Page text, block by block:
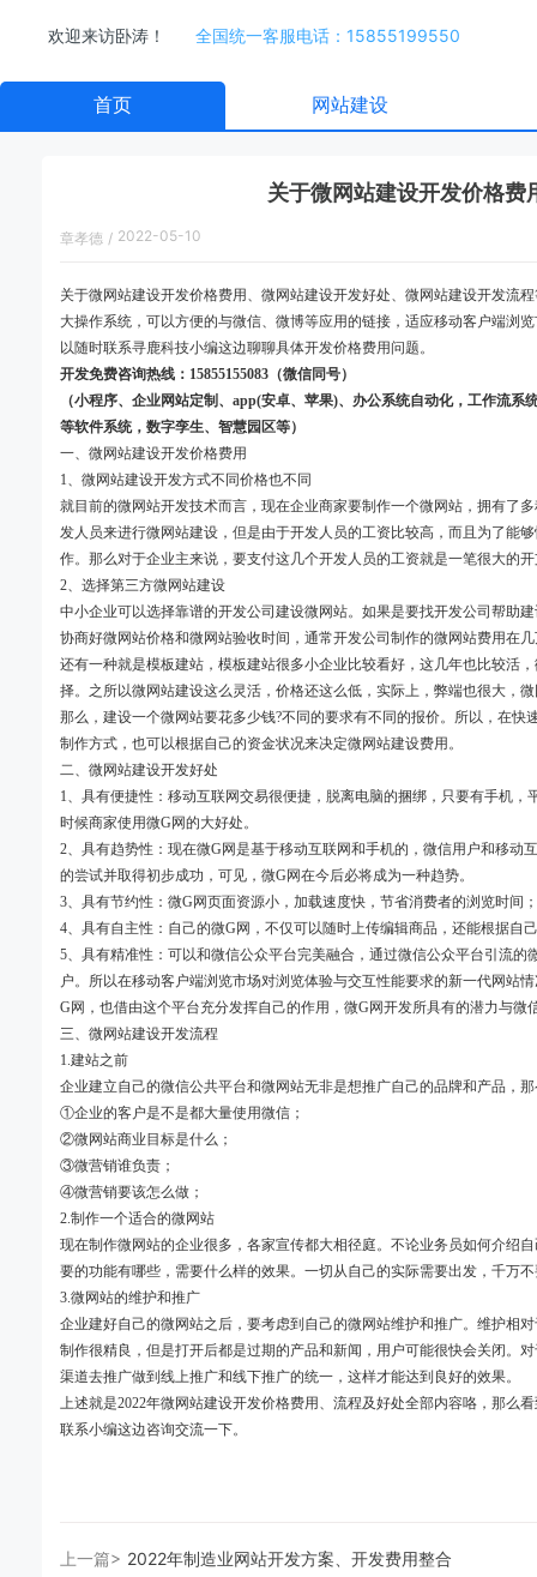
欢迎来访卧涛！ 全国统一客服电话：15855199550
首页 网站建设
关于微网站建设开发价格
章孝德 / 2022-05-10
关于微网站建设开发价格费用、微网站建设开发好处、微网站建设开发流
大操作系统，可以方便的与微信、微博等应用的链接，适应移动客户端浏
以随时联系寻鹿科技小编这边聊聊具体开发价格费用问题。
开发免费咨询热线：15855155083（微信同号）
（小程序、企业网站定制、app(安卓、苹果)、办公系统自动化，工作流
等软件系统，数字孪生、智慧园区等）
一、微网站建设开发价格费用
1、微网站建设开发方式不同价格也不同
就目前的微网站开发技术而言，现在企业商家要制作一个微网站，拥有了
发人员来进行微网站建设，但是由于开发人员的工资比较高，而且为了能
作。那么对于企业主来说，要支付这几个开发人员的工资就是一笔很大的
2、选择第三方微网站建设
中小企业可以选择靠谱的开发公司建设微网站。如果是要找开发公司帮助
协商好微网站价格和微网站验收时间，通常开发公司制作的微网站费用在
还有一种就是模板建站，模板建站很多小企业比较看好，这几年也比较活
择。之所以微网站建设这么灵活，价格还这么低，实际上，弊端也很大，
那么，建设一个微网站要花多少钱?不同的要求有不同的报价。所以，在
制作方式，也可以根据自己的资金状况来决定微网站建设费用。
二、微网站建设开发好处
1、具有便捷性：移动互联网交易很便捷，脱离电脑的捆绑，只要有手机
时候商家使用微G网的大好处。
2、具有趋势性：现在微G网是基于移动互联网和手机的，微信用户和移
的尝试并取得初步成功，可见，微G网在今后必将成为一种趋势。
3、具有节约性：微G网页面资源小，加载速度快，节省消费者的浏览时
4、具有自主性：自己的微G网，不仅可以随时上传编辑商品，还能根据自
5、具有精准性：可以和微信公众平台完美融合，通过微信公众平台引流
户。所以在移动客户端浏览市场对浏览体验与交互性能要求的新一代网站
G网，也借由这个平台充分发挥自己的作用，微G网开发所具有的潜力与微
三、微网站建设开发流程
1.建站之前
企业建立自己的微信公共平台和微网站无非是想推广自己的品牌和产品，
①企业的客户是不是都大量使用微信；
②微网站商业目标是什么；
③微营销谁负责；
④微营销要该怎么做；
2.制作一个适合的微网站
现在制作微网站的企业很多，各家宣传都大相径庭。不论业务员如何介绍
要的功能有哪些，需要什么样的效果。一切从自己的实际需要出发，千万
3.微网站的维护和推广
企业建好自己的微网站之后，要考虑到自己的微网站维护和推广。维护相
制作很精良，但是打开后都是过期的产品和新闻，用户可能很快会关闭。
渠道去推广做到线上推广和线下推广的统一，这样才能达到良好的效果。
上述就是2022年微网站建设开发价格费用、流程及好处全部内容咯，那么
联系小编这边咨询交流一下。
上一篇> 2022年制造业网站开发方案、开发费用整合